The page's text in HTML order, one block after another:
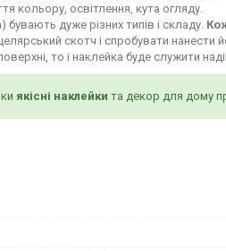
кольору, освітлення, кута огляду.
дуже різних типів і складу.
скотч і спробувати нанести
то і наклейка буде служити
якісні наклейки та декор для дому